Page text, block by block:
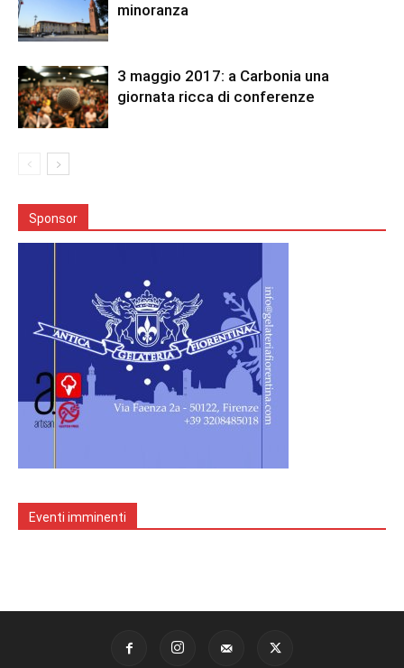
minoranza
3 maggio 2017: a Carbonia una
giornata ricca di conferenze
Sponsor
Eventi imminenti